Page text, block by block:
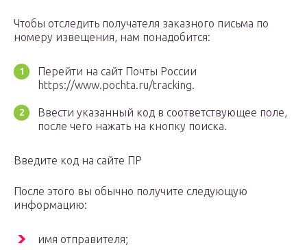
Чтобы отследить получателя заказного письма по
номеру извещения, нам понадобится:
Перейти на сайт Почты России
https://www.pochta.ru/tracking.
Ввести указанный код в соответствующее поле,
после чего нажать на кнопку поиска.
Введите код на сайте ПР
После этого вы обычно получите следующую
информацию:
имя отправителя;